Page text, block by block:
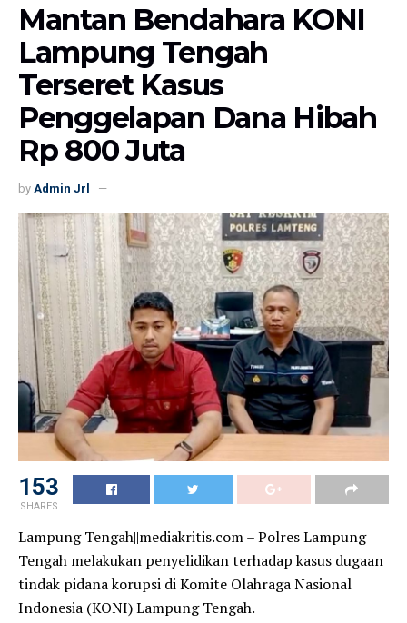
Mantan Bendahara KONI
Lampung Tengah
Terseret Kasus
Penggelapan Dana Hibah
Rp 800 Juta
by Admin Jrl
153
SHARES
Lampung Tengah||mediakritis.com – Polres Lampung
Tengah melakukan penyelidikan terhadap kasus dugaan
tindak pidana korupsi di Komite Olahraga Nasional
Indonesia (KONI) Lampung Tengah.